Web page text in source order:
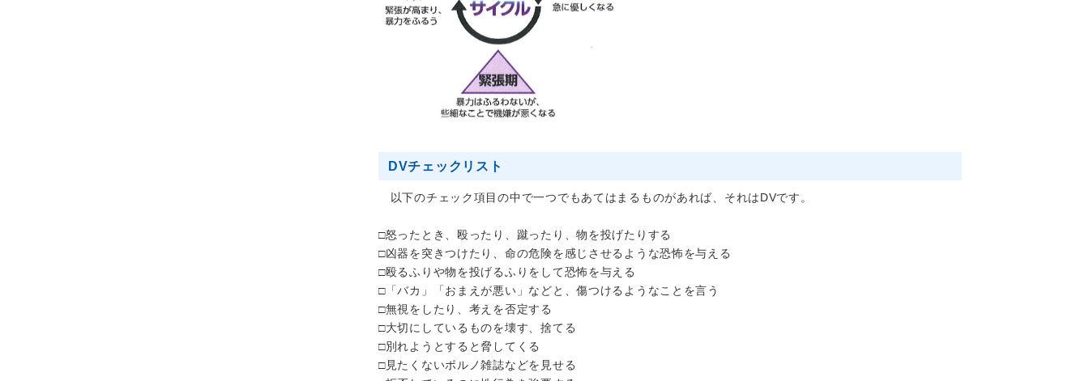
DVチェックリスト
以下のチェック項目の中で一つでもあてはまるものがあれば、それはDVです。
□怒ったとき、殴ったり、蹴ったり、物を投げたりする
□凶器を突きつけたり、命の危険を感じさせるような恐怖を与える
□殴るふりや物を投げるふりをして恐怖を与える
□「バカ」「おまえが悪い」などと、傷つけるようなことを言う
□無視をしたり、考えを否定する
□大切にしているものを壊す、捨てる
□別れようとすると脅してくる
□見たくないポルノ雑誌などを見せる